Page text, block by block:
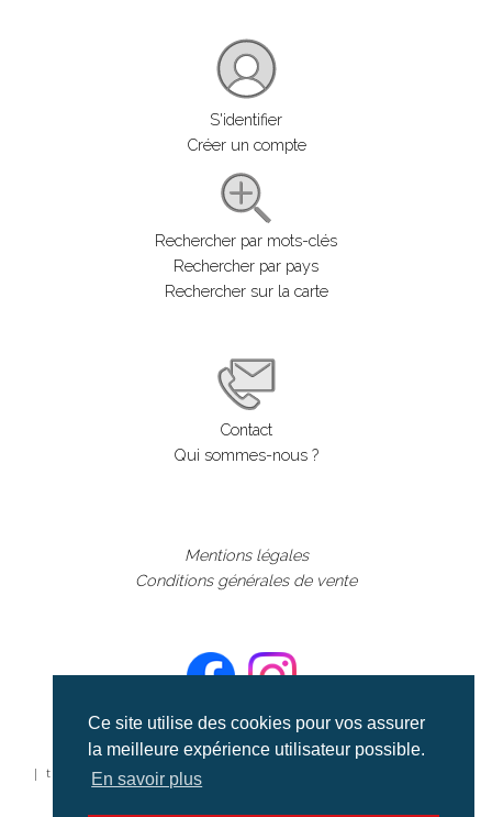
Ce site utilise des cookies pour vos assurer
la meilleure expérience utilisateur possible.
En savoir plus
S'identifier
Créer un compte
Rechercher par mots-clés
Rechercher par pays
Rechercher sur la carte
Contact
Qui sommes-nous ?
Mentions légales
Conditions générales de vente
©aerialcollection marque déposée 2024
| tous droits réservés | aerialcollection.fr banque d'images
aériennes et documentaires video et cinéma |